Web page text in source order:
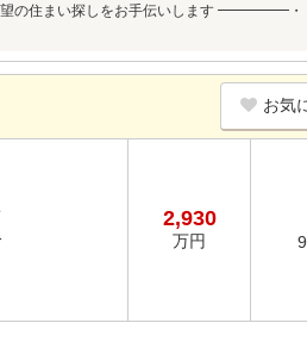
の住まい探しをお手伝いします ━━━━━・
お気
2,930
万円